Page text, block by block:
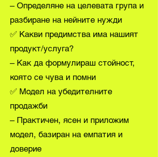
– Определяне на целевата група и
разбиране на нейните нужди
✅ Какви предимства има нашият
продукт/услуга?
– Как да формулираш стойност,
която се чува и помни
✅ Модел на убедителните
продажби
– Практичен, ясен и приложим
модел, базиран на емпатия и
доверие